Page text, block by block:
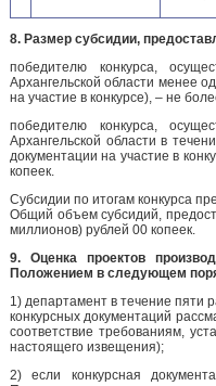
8. Размер субсидии,
победителю конкурса,
Архангельской области менее
на участие в конкурсе), – не
победителю конкурса,
Архангельской области в
документации на участие в
копеек.
Субсидии по итогам конкурса
Общий объем субсидий,
миллионов) рублей 00 копеек.
9. Оценка проектов
Положением в следующем
1) департамент в течение пяти
конкурсных документаций
соответствие требованиям,
настоящего извещения);
2) если конкурсная